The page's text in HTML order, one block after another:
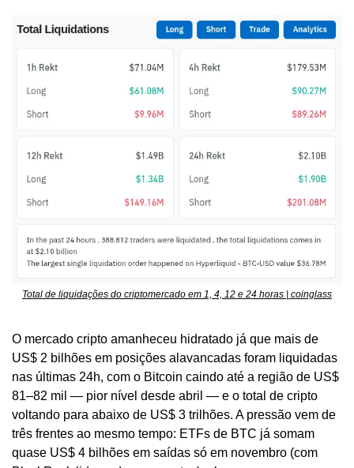
Total de liquidações do criptomercado em 1, 4, 12 e 24 horas | coinglass
O mercado cripto amanheceu hidratado já que mais de
US$ 2 bilhões em posições alavancadas foram liquidadas
nas últimas 24h, com o Bitcoin caindo até a região de US$
81–82 mil — pior nível desde abril — e o total de cripto
voltando para abaixo de US$ 3 trilhões. A pressão vem de
três frentes ao mesmo tempo: ETFs de BTC já somam
quase US$ 4 bilhões em saídas só em novembro (com